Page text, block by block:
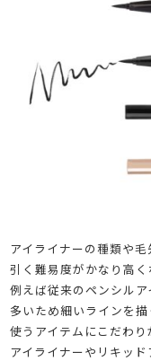
アイライナーの種類や
引く難易度がかなり高く
例えば従来のペンシル
多いため細いラインを
使うアイテムにこだわ
アイライナーやリキッ